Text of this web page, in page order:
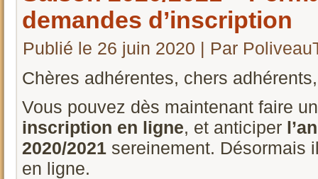
demandes d’inscription
Publié le 26 juin 2020 | Par
Chères adhérentes, chers adhérents,
Vous pouvez dès maintenant faire
inscription en ligne, et anticiper
2020/2021 sereinement. Désormais
en ligne.